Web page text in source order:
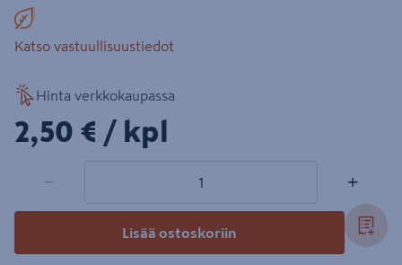
Katso vastuullisuustiedot
Hinta verkkokaupassa
2,50€/kpl
2,50 € / kpl
− +
Lisää ostoskoriin